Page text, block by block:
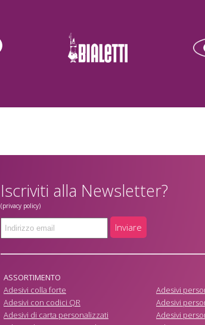
Iscriviti alla Newsletter?
(privacy policy)
Inviare
ASSORTIMENTO
Adesivi colla forte
Adesivi con codici QR
Adesivi di carta personalizzati
Adesivi
Adesivi
Adesivi